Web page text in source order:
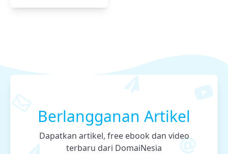
Berlangganan Artikel
Dapatkan artikel, free ebook dan video
terbaru dari DomaiNesia